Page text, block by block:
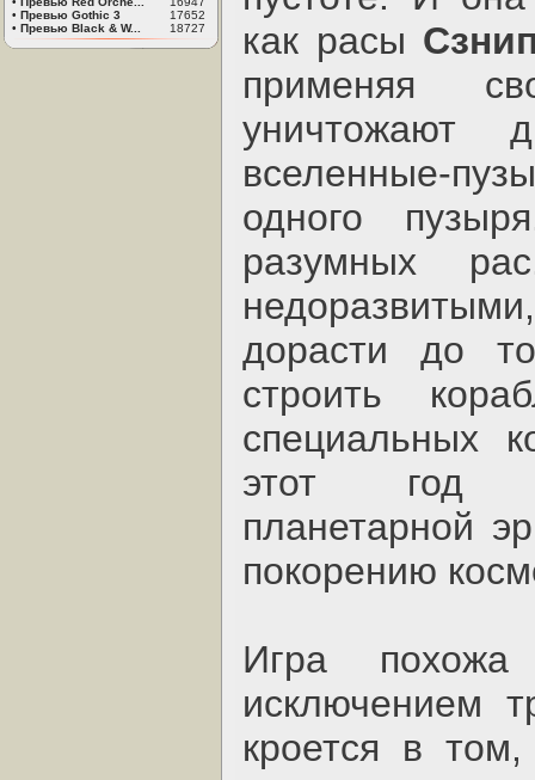
• Превью Gothic 3
17652
• Превью Black & W... 18727
как расы
применяя
уничтожают
вселенные-
одного
разумных
дорасти до
строить
специальных
этот год
планетарной
покорению
Игра
исключением
кроется в